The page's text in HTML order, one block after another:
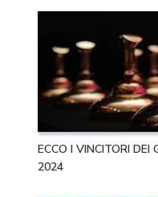
ECCO I VINCITORI DEI
2024